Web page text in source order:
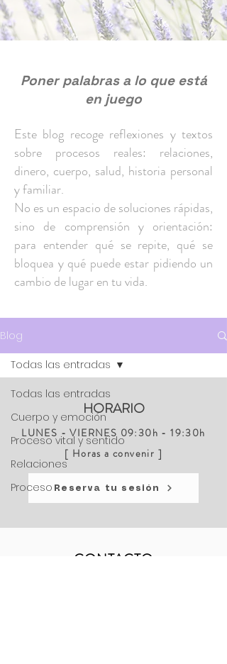
Poner palabras a lo que está
en juego
Este blog recoge reflexiones y textos
sobre procesos reales: relaciones,
dinero, cuerpo, salud, historia personal
y familiar.
No es un espacio de soluciones rápidas,
sino de comprensión y orientación:
para entender qué se repite, qué se
bloquea y qué puede estar pidiendo un
cambio de lugar en tu vida.
Blog
Todas las entradas
Cuerpo y emoción
Proceso vital y sentido
Relaciones
Proceso
Todas las entradas
HORARIO
LUNES - VIERNES 09:30h - 19:30h
[ Horas a convenir ]
Reserva tu sesión
CONTACTO